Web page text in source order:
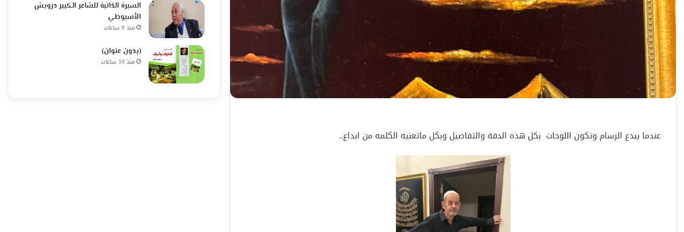
عندما يبدع الرسام وتكون اللوحات بكل هذه الدقة والتفاصيل وبكل ماتعنيه الكلمه من ابداع..
السيرة الذاتية للشاعر الكبير درويش
الأسيوطي
منذ 9 ساعات
(بدون عنوان)
منذ 10 ساعات